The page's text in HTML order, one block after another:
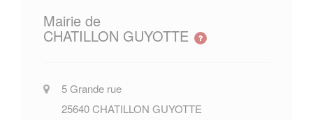
Mairie de
CHATILLON GUYOTTE
5 Grande rue
25640CHATILLON GUYOTTE